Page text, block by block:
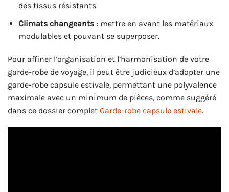
des tissus résistants.
Climats changeants : mettre en avant les matériaux
modulables et pouvant se superposer.
Pour affiner l’organisation et l’harmonisation de votre
garde-robe de voyage, il peut être judicieux d’adopter une
garde-robe capsule estivale, permettant une polyvalence
maximale avec un minimum de pièces, comme suggéré
dans ce dossier complet Garde-robe capsule estivale.